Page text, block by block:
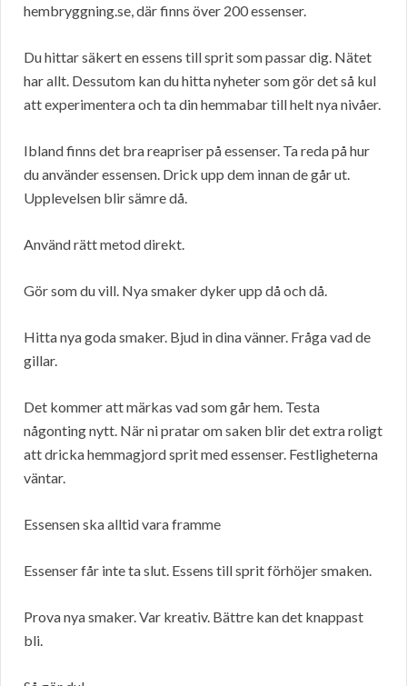
hembryggning.se, där finns över 200 essenser.
Du hittar säkert en essens till sprit som passar dig. Nätet
har allt. Dessutom kan du hitta nyheter som gör det så kul
att experimentera och ta din hemmabar till helt nya nivåer.
Ibland finns det bra reapriser på essenser. Ta reda på hur
du använder essensen. Drick upp dem innan de går ut.
Upplevelsen blir sämre då.
Använd rätt metod direkt.
Gör som du vill. Nya smaker dyker upp då och då.
Hitta nya goda smaker. Bjud in dina vänner. Fråga vad de
gillar.
Det kommer att märkas vad som går hem. Testa
någonting nytt. När ni pratar om saken blir det extra roligt
att dricka hemmagjord sprit med essenser. Festligheterna
väntar.
Essensen ska alltid vara framme
Essenser får inte ta slut. Essens till sprit förhöjer smaken.
Prova nya smaker. Var kreativ. Bättre kan det knappast
bli.